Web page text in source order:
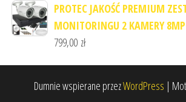
PROTEC JAKOŚĆ PREMIUM
MONITORINGU 2 KAMERY
799,00 zł
Dumnie wspierane przezWordPress |